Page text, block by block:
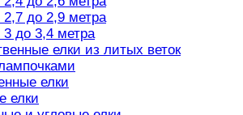
2,7 до 2,9 метра
3 до 3,4 метра
елки из литых веток
елки
елки